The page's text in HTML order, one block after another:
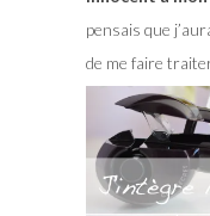
pensais que
de me faire